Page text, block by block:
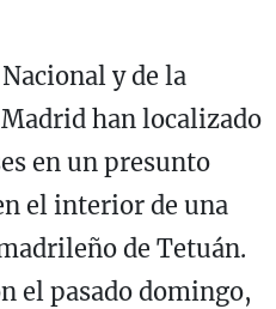
y de la
han localizado
en un presunto
el interior de una
de Tetuán.
el pasado domingo,